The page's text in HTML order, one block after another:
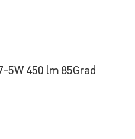
5W 450 lm 85Grad